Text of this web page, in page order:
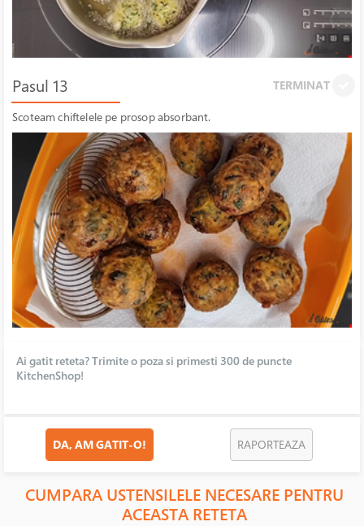
Pasul 13 TERMINAT
Scoteam chiftelele pe prosop absorbant.
Ai gatit reteta? Trimite o poza si primesti 300 de puncte
KitchenShop!
DA, AM GATIT-O! RAPORTEAZA
CUMPARA USTENSILELE NECESARE PENTRU
ACEASTA RETETA